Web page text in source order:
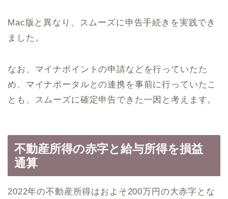
Mac版と異なり、スムーズに申告手続きを実践でき
ました。
なお、マイナポイントの申請などを行っていたた
め、マイナポータルとの連携を事前に行っていたこ
とも、スムーズに確定申告できた一因と考えます。
不動産所得の赤字と給与所得を損益
通算
2022年の不動産所得はおよそ200万円の大赤字とな